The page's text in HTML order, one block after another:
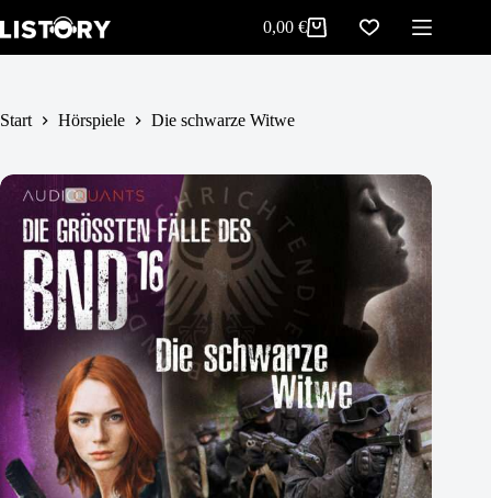
Inhalt 5,99 € In den Warenkorb
Warenkorb
0,00€
Start Hörspiele Die schwarze Witwe